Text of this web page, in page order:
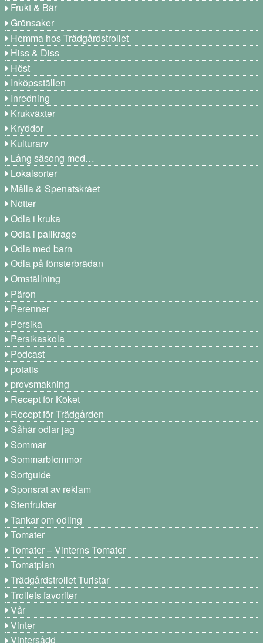
Frukt & Bär
Grönsaker
Hemma hos Trädgårdstrollet
Hiss & Diss
Höst
Inköpsställen
Inredning
Krukväxter
Kryddor
Kulturarv
Lång säsong med…
Lokalsorter
Målla & Spenatskrået
Nötter
Odla i kruka
Odla i pallkrage
Odla med barn
Odla på fönsterbrädan
Omställning
Päron
Perenner
Persika
Persikaskola
Podcast
potatis
provsmakning
Recept för Köket
Recept för Trädgården
Såhär odlar jag
Sommar
Sommarblommor
Sortguide
Sponsrat av reklam
Stenfrukter
Tankar om odling
Tomater
Tomater – Vinterns Tomater
Tomatplan
Trädgårdstrollet Turistar
Trollets favoriter
Vår
Vinter
Vintersådd